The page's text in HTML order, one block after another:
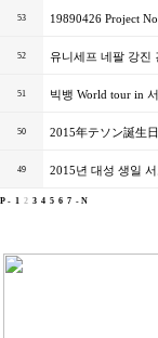
53 19890426 Project
52 유니세프 네팔 강진
51 빅뱅 World tour in
50 2015年テソン誕生
49 2015년 대성 생일
P - 1 2 3 4 5 6 7 - N